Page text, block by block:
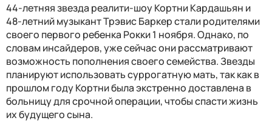
44-летняя звезда реалити-шоу Кортни Кардашьян и
48-летний музыкант Трэвис Баркер стали родителями
своего первого ребенка Рокки 1 ноября. Однако, по
словам инсайдеров, уже сейчас они рассматривают
возможность пополнения своего семейства. Звезды
планируют использовать суррогатную мать, так как в
прошлом году Кортни была экстренно доставлена в
больницу для срочной операции, чтобы спасти жизнь
их будущего сына.